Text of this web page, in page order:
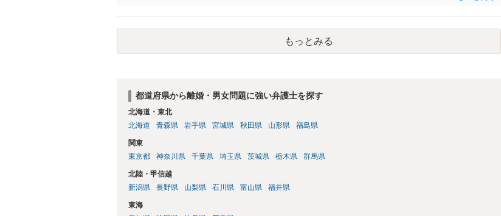
出することが必要になります。「フラッシュバック」とのことなので、例えば、医学上確立されているPT
SDの診断基準に合致した説明とそれに沿う資料の提出が必要になってくるように思います。 精神的・心
理的な理由の氏変更は様々な意味でハードルがかなり高く、弁護士へ依頼しても苦労することが強く予想
されるところです。、もし本人申立てをお考えであれば、医学知識はもちろん法律知識も要求されますの
もっとみる
都道府県から離婚・男女問題に強い弁護士を探す
北海道・東北
北海道
青森県 岩手県 宮城県 秋田県 山形県 福島県
関東
東京都
神奈川県 千葉県 埼玉県 茨城県 栃木県 群馬県
北陸・甲信越
新潟県
長野県 山梨県 石川県 富山県 福井県
東海